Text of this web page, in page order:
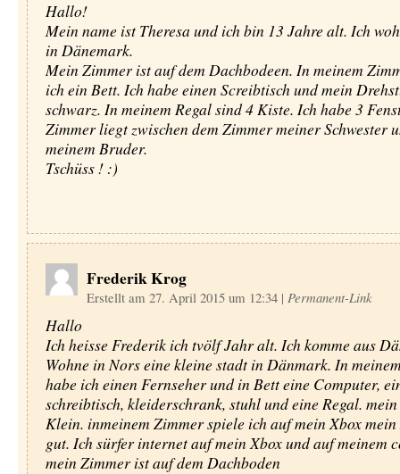
Hallo!
Mein name ist Theresa und ich bin 13 Jahre alt. Ich
in Dänemark.
Mein Zimmer ist auf dem Dachbodeen. In meinem
ich ein Bett. Ich habe einen Screibtisch und mein
schwarz. In meinem Regal sind 4 Kiste. Ich habe 3
Zimmer liegt zwischen dem Zimmer meiner Schwester
meinem Bruder.
Tschüss ! :)
Frederik Krog
Erstellt am 27. April 2015 um 12:34 | Permanent-Link
Hallo
Ich heisse Frederik ich tvölf Jahr alt. Ich komme aus
Wohne in Nors eine kleine stadt in Dänmark. In
habe ich einen Fernseher und in Bett eine Computer,
schreibtisch, kleiderschrank, stuhl und eine Regal.
Klein. inmeinem Zimmer spiele ich auf mein Xbox
gut. Ich sürfer internet auf mein Xbox und auf meinem
mein Zimmer ist auf dem Dachboden